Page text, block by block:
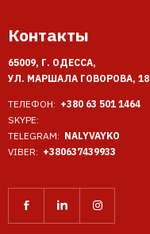
Контакты
65009, Г. ОДЕССА,
УЛ. МАРШАЛА ГОВОРОВА, 18
ТЕЛЕФОН: +380 63 501 1464
SKYPE:
TELEGRAM: NALYVAYKO
VIBER: +380637439933